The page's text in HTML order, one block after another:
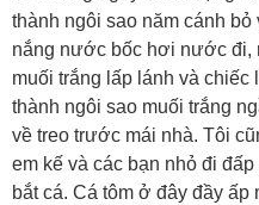
thành ngôi sao năm cánh
nắng nước bốc hơi nước đi,
muối trắng lấp lánh và chiếc
thành ngôi sao muối trắng
về treo trước mái nhà. Tôi
em kế và các bạn nhỏ đi
bắt cá. Cá tôm ở đây đầy ấp